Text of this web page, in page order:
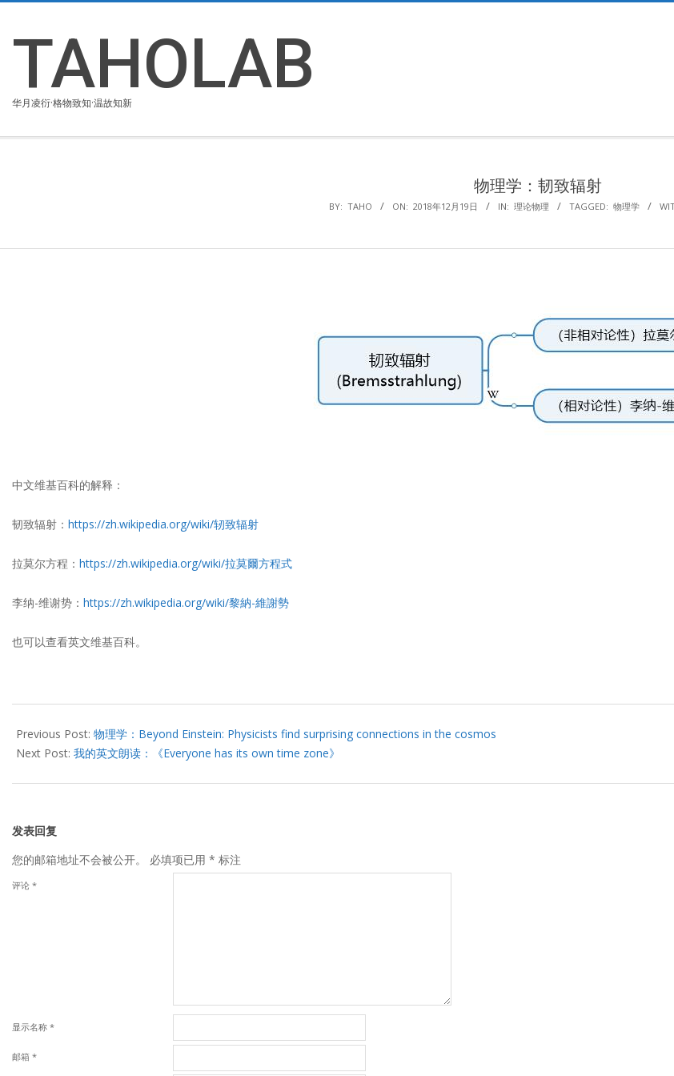
content
TAHOLAB
华月凌衍·格物致知·温故知新
物理学：韧致辐射
BY: TAHO ON: 2018年12月19日 IN: 理论物理 TAGGED: 物理学
中文维基百科的解释：
韧致辐射： https://zh.wikipedia.org/wiki/轫致辐射
拉莫尔方程： https://zh.wikipedia.org/wiki/拉莫爾方程式
李纳-维谢势： https://zh.wikipedia.org/wiki/黎納-維謝勢
也可以查看英文维基百科。
12-
19
Previous Post: 物理学：Beyond Einstein: Physicists find surprising connections in the cosmos
Next Post: 我的英文朗读：《Everyone has its own time zone》
发表回复
您的邮箱地址不会被公开。
必填项已用 * 标注
评论 *
显示名称 *
邮箱 *